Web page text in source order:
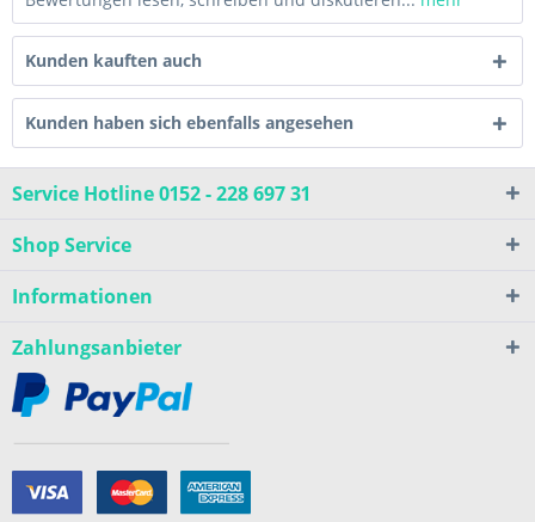
Kunden kauften auch
Kunden haben sich ebenfalls angesehen
Service Hotline 0152 - 228 697 31
Shop Service
Informationen
Zahlungsanbieter